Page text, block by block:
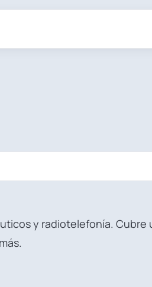
y radiotelefonía. Cubre